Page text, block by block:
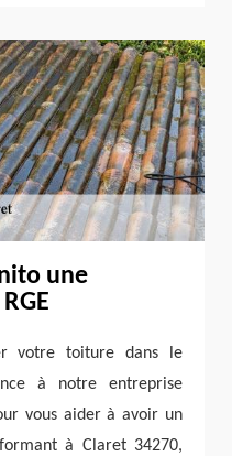
une
votre toiture dans le
à notre entreprise
vous aider à avoir un
à Claret 34270,